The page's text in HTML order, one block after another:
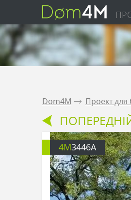
Dom4M . Проект для
4M3446A